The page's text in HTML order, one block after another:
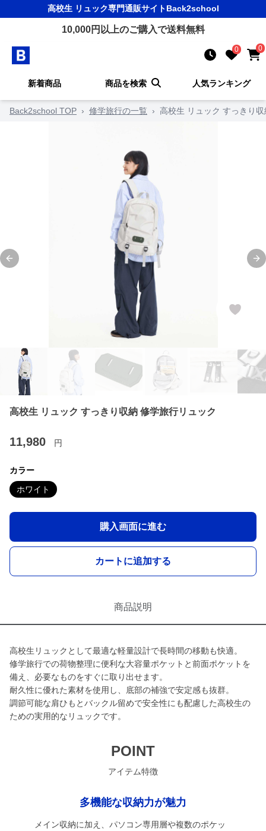
高校生 リュック専門通販サイトBack2school
10,000円以上のご購入で送料無料
0 0
新着商品 商品を検索 人気ランキング
Back2school TOP › 修学旅行の一覧 › 高校生 リュック すっきり
Previous slide
高校生 リュック すっきり収納 修学旅行リュック
11,980 円
カラー
ホワイト
購入画面に進む
カートに追加する
商品説明
高校生リュックとして最適な軽量設計で長時間の移動も快適。
修学旅行での荷物整理に便利な大容量ポケットと前面ポケットを
備え、必要なものをすぐに取り出せます。
耐久性に優れた素材を使用し、底部の補強で安定感も抜群。
調節可能な肩ひもとバックル留めで安全性にも配慮した高校生の
ための実用的なリュックです。
POINT
アイテム特徴
多機能な収納力が魅力
メイン収納に加え、パソコン専用層や複数のポケッ